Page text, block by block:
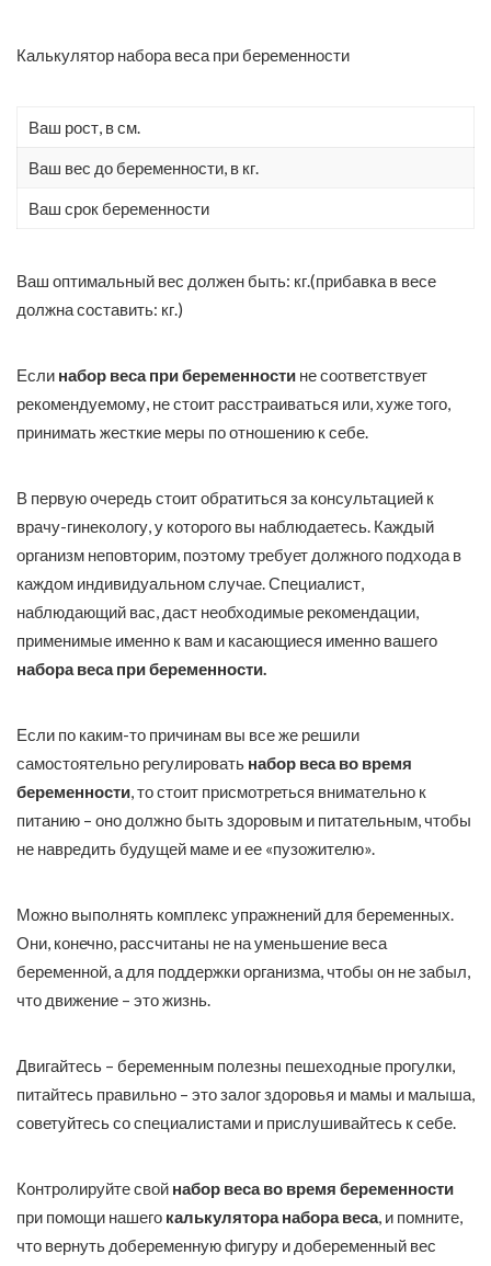
Калькулятор набора веса при беременности
Ваш рост, в см.
Ваш вес до беременности, в кг.
Ваш срок беременности
Ваш оптимальный вес должен быть: кг.(прибавка в весе
должна составить: кг.)
Если набор веса при беременности не соответствует
рекомендуемому, не стоит расстраиваться или, хуже того,
принимать жесткие меры по отношению к себе.
В первую очередь стоит обратиться за консультацией к
врачу-гинекологу, у которого вы наблюдаетесь. Каждый
организм неповторим, поэтому требует должного подхода в
каждом индивидуальном случае. Специалист,
наблюдающий вас, даст необходимые рекомендации,
применимые именно к вам и касающиеся именно вашего
набора веса при беременности.
Если по каким-то причинам вы все же решили
самостоятельно регулировать набор веса во время
беременности, то стоит присмотреться внимательно к
питанию – оно должно быть здоровым и питательным, чтобы
не навредить будущей маме и ее «пузожителю».
Можно выполнять комплекс упражнений для беременных.
Они, конечно, рассчитаны не на уменьшение веса
беременной, а для поддержки организма, чтобы он не забыл,
что движение – это жизнь.
Двигайтесь – беременным полезны пешеходные прогулки,
питайтесь правильно – это залог здоровья и мамы и малыша,
советуйтесь со специалистами и прислушивайтесь к себе.
Контролируйте свой набор веса во время беременности
при помощи нашего калькулятора набора веса, и помните,
что вернуть добеременную фигуру и добеременный вес